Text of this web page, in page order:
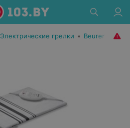
Электрические грелки • Beurer